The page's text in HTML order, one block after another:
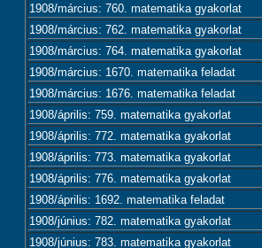
1908/március: 760. matematika gyakorlat
1908/március: 762. matematika gyakorlat
1908/március: 764. matematika gyakorlat
1908/március: 1670. matematika feladat
1908/március: 1676. matematika feladat
1908/április: 759. matematika gyakorlat
1908/április: 772. matematika gyakorlat
1908/április: 773. matematika gyakorlat
1908/április: 776. matematika gyakorlat
1908/április: 1692. matematika feladat
1908/június: 782. matematika gyakorlat
1908/június: 783. matematika gyakorlat